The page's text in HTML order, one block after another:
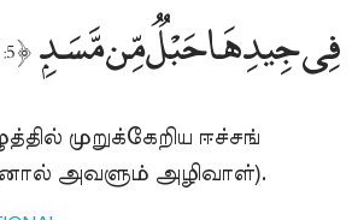
فِى جِيدِهَا حَبْلٌۭ مِّن مَّسَدٍۭ ﴿
முறுக்கேறிய ஈச்சங்
அவளும் அழிவாள்).